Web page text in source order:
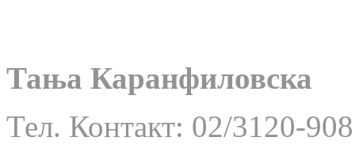
Тања Каранфиловска
Тел. Контакт: 02/3120-908